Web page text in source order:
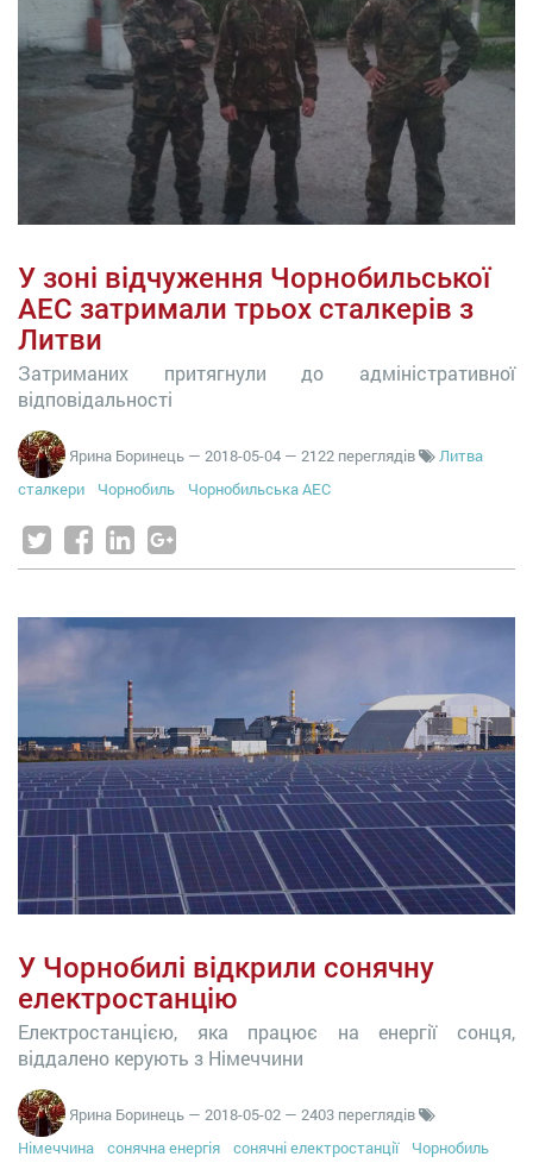
У зоні відчуження Чорнобильської
АЕС затримали трьох сталкерів з
Литви
Затриманих притягнули до адміністративної
відповідальності
Ярина Боринець — 2018-05-04 — 2122 переглядів
Литва
сталкери
Чорнобиль Чорнобильська АЕС
У Чорнобилі відкрили сонячну
електростанцію
Електростанцією, яка працює на енергії сонця,
віддалено керують з Німеччини
Ярина Боринець — 2018-05-02 — 2403 переглядів
Німеччина
сонячна енергія сонячні електростанції Чорнобиль